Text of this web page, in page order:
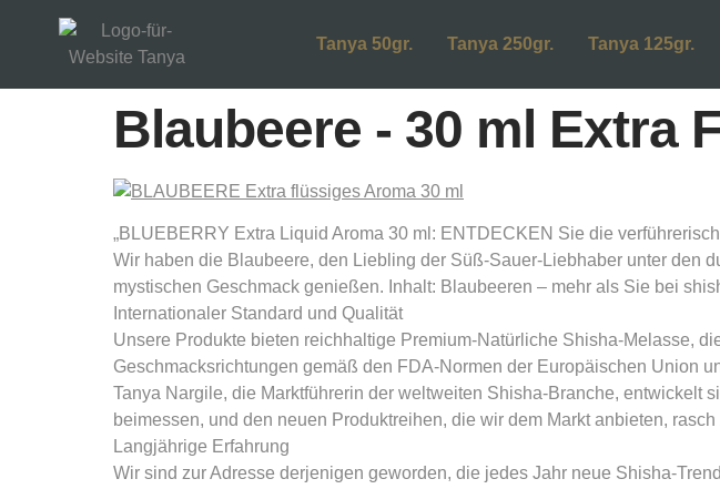
Tanya 50gr. Tanya 250gr. Tanya 125gr.
Blaubeere - 30 ml Extra
„BLUEBERRY Extra Liquid Aroma 30 ml: ENTDECKEN Sie die
Wir haben die Blaubeere, den Liebling der Süß-Sauer-Liebhaber unter den
mystischen Geschmack genießen. Inhalt: Blaubeeren – mehr als Sie bei
Internationaler Standard und Qualität
Unsere Produkte bieten reichhaltige Premium-Natürliche Shisha-Melasse,
Geschmacksrichtungen gemäß den FDA-Normen der Europäischen Union
Tanya Nargile, die Marktführerin der weltweiten Shisha-Branche,
beimessen, und den neuen Produktreihen, die wir dem Markt anbieten,
Langjährige Erfahrung
Wir sind zur Adresse derjenigen geworden, die jedes Jahr neue Shisha-